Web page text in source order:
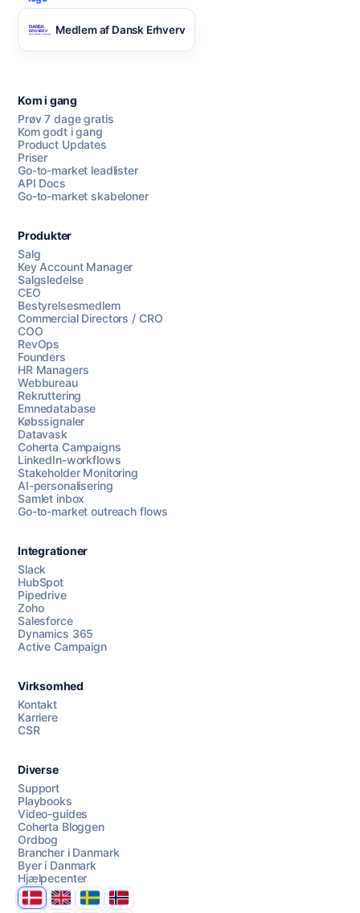
Chat med os
AI Campaign Assist
Medlem af Dansk Erhverv
Kom i gang
Prøv 7 dage gratis
Kom godt i gang
Product Updates
Priser
Go-to-market leadlister
API Docs
Go-to-market skabeloner
Produkter
Salg
Key Account Manager
Salgsledelse
CEO
Bestyrelsesmedlem
Commercial Directors / CRO
COO
RevOps
Founders
HR Managers
Webbureau
Rekruttering
Emnedatabase
Købssignaler
Datavask
Coherta Campaigns
LinkedIn-workflows
Stakeholder Monitoring
AI-personalisering
Samlet inbox
Go-to-market outreach flows
Integrationer
Slack
HubSpot
Pipedrive
Zoho
Salesforce
Dynamics 365
Active Campaign
Virksomhed
Kontakt
Karriere
CSR
Diverse
Support
Playbooks
Video-guides
Coherta Bloggen
Ordbog
Brancher i Danmark
Byer i Danmark
Hjælpecenter
DanmarkUnited Kingdom
SverigeNorge